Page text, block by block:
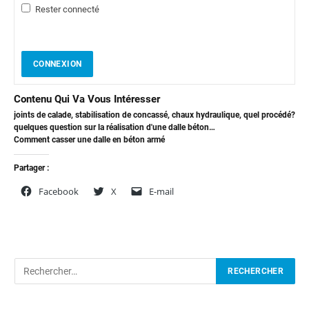
Rester connecté
CONNEXION
Contenu Qui Va Vous Intéresser
joints de calade, stabilisation de concassé, chaux hydraulique, quel procédé?
quelques question sur la réalisation d'une dalle béton…
Comment casser une dalle en béton armé
Partager :
Facebook X E-mail